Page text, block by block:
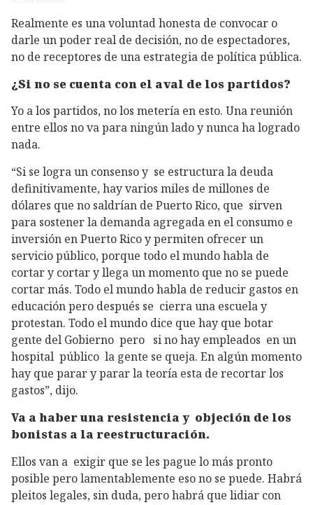
Realmente es una voluntad honesta de convocar o
darle un poder real de decisión, no de espectadores,
no de receptores de una estrategia de política pública.
¿Si no se cuenta con el aval de los partidos?
Yo a los partidos, no los metería en esto. Una reunión
entre ellos no va para ningún lado y nunca ha logrado
nada.
“Si se logra un consenso y se estructura la deuda
definitivamente, hay varios miles de millones de
dólares que no saldrían de Puerto Rico, que sirven
para sostener la demanda agregada en el consumo e
inversión en Puerto Rico y permiten ofrecer un
servicio público, porque todo el mundo habla de
cortar y cortar y llega un momento que no se puede
cortar más. Todo el mundo habla de reducir gastos en
educación pero después se cierra una escuela y
protestan. Todo el mundo dice que hay que botar
gente del Gobierno pero si no hay empleados en un
hospital público la gente se queja. En algún momento
hay que parar y parar la teoría esta de recortar los
gastos”, dijo.
Va a haber una resistencia y objeción de los
bonistas a la reestructuración.
Ellos van a exigir que se les pague lo más pronto
posible pero lamentablemente eso no se puede. Habrá
pleitos legales, sin duda, pero habrá que lidiar con